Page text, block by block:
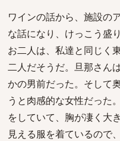
ワインの話から、施設の
な話になり、けっこう盛
お二人は、私達と同じく
二人だそうだ。旦那さん
かの男前だった。そして
うと肉感的な女性だった
をしていて、胸が凄く大
見える服を着ているので